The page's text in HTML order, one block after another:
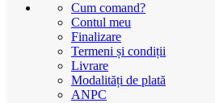
Cum comand?
Contul meu
Finalizare
Termeni și condiții
Livrare
Modalități de plată
ANPC